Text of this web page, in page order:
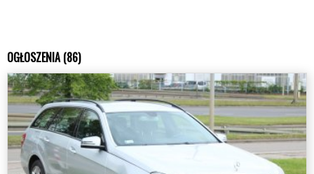
OGŁOSZENIA (86)